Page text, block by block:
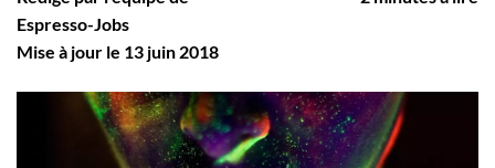
Compagnies
Ma boîte à outils
Conseils carrière
Nos chroniques
Espresso-Jobs
Mise à jour le 13 juin 2018